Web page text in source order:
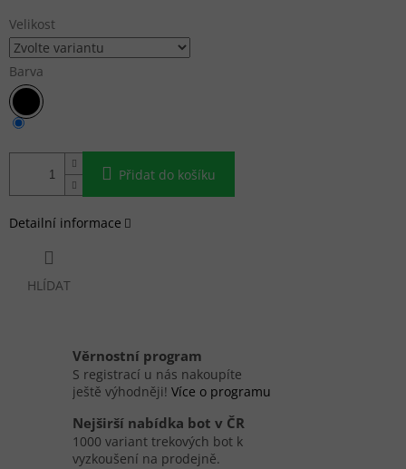
Velikost
Barva
Přidat do košíku
Detailní informace
HLÍDAT
Věrnostní program
S registrací u nás nakoupíte
ještě výhodněji! Více o programu
Nejširší nabídka bot v ČR
1000 variant trekových bot k
vyzkoušení na prodejně.